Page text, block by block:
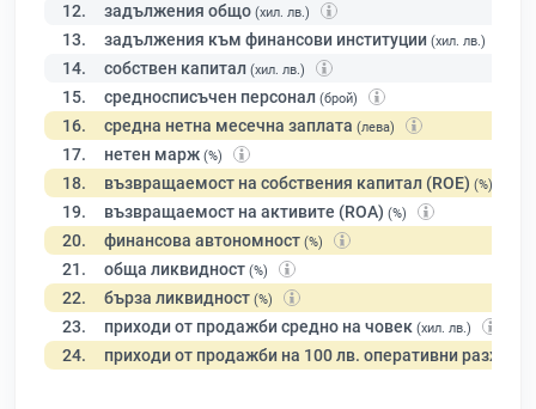
12. задължения общо (хил. лв.)
13. задължения към финансови институции (хил. лв.)
14. собствен капитал (хил. лв.)
15. средносписъчен персонал (брой)
16. средна нетна месечна заплата (лева)
17. нетен марж (%)
18. възвращаемост на собствения капитал (ROE) (%)
19. възвращаемост на активите (ROA) (%)
20. финансова автономност (%)
21. обща ликвидност (%)
22. бърза ликвидност (%)
23. приходи от продажби средно на човек (хил. лв.)
24. приходи от продажби на 100 лв. оперативни разходи